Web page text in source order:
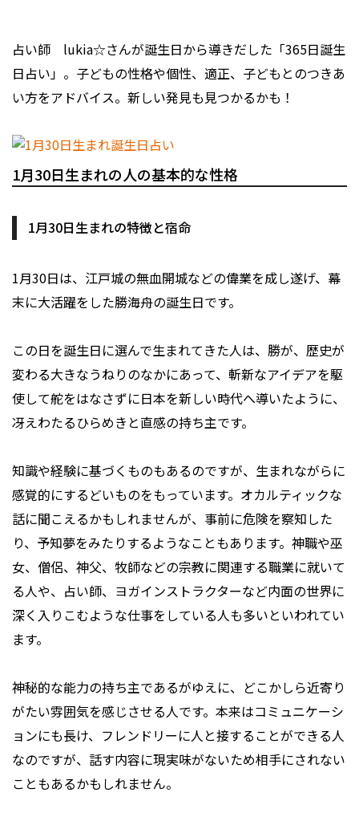
占い師 lukia☆さんが誕生日から導きだした「365日誕生
日占い」。子どもの性格や個性、適正、子どもとのつきあ
い方をアドバイス。新しい発見も見つかるかも！
1月30日生まれの人の基本的な性格
1月30日生まれの特徴と宿命
1月30日は、江戸城の無血開城などの偉業を成し遂げ、幕
末に大活躍をした勝海舟の誕生日です。
この日を誕生日に選んで生まれてきた人は、勝が、歴史が
変わる大きなうねりのなかにあって、斬新なアイデアを駆
使して舵をはなさずに日本を新しい時代へ導いたように、
冴えわたるひらめきと直感の持ち主です。
知識や経験に基づくものもあるのですが、生まれながらに
感覚的にするどいものをもっています。オカルティックな
話に聞こえるかもしれませんが、事前に危険を察知した
り、予知夢をみたりするようなこともあります。神職や巫
女、僧侶、神父、牧師などの宗教に関連する職業に就いて
る人や、占い師、ヨガインストラクターなど内面の世界に
深く入りこむような仕事をしている人も多いといわれてい
ます。
神秘的な能力の持ち主であるがゆえに、どこかしら近寄り
がたい雰囲気を感じさせる人です。本来はコミュニケーシ
ョンにも長け、フレンドリーに人と接することができる人
なのですが、話す内容に現実味がないため相手にされない
こともあるかもしれません。